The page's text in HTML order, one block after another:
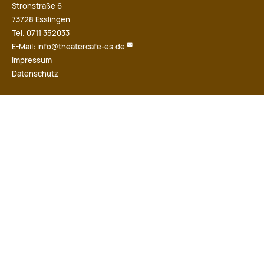
Strohstraße 6
73728 Esslingen
Tel. 0711 352033
E-Mail: info@theatercafe-es.de
Impressum
Datenschutz